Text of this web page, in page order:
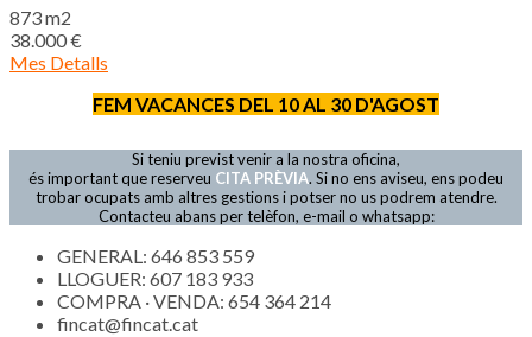
873 m2
38.000 €
Mes Detalls
FEM VACANCES DEL 10 AL 30 D'AGOST
Si teniu previst venir a la nostra oficina,
és important que reserveu CITA PRÈVIA. Si no ens aviseu, ens podeu
trobar ocupats amb altres gestions i potser no us podrem atendre.
Contacteu abans per telèfon, e-mail o whatsapp:
GENERAL: 646 853 559
LLOGUER: 607 183 933
COMPRA · VENDA: 654 364 214
fincat@fincat.cat